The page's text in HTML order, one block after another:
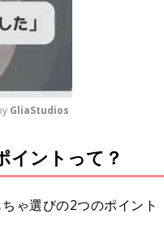
M
u
t
GliaStudios
イントって？
ゃ選びの2つのポイント